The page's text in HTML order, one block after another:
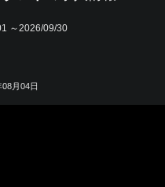
～2026/09/30
月04日